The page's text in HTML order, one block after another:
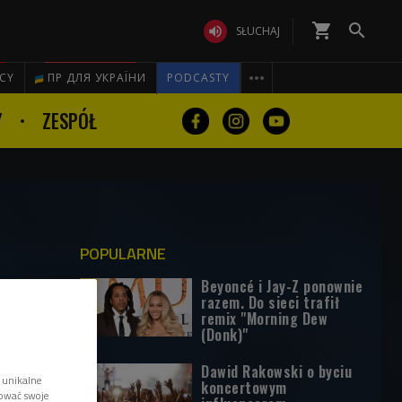
 SŁUCHAJ shopping_cart 
ПР ДЛЯ УКРАЇНИ PODCASTY 
ZESPÓŁ
POPULARNE
Beyoncé i Jay-Z ponownie
razem. Do sieci trafił
remix "Morning Dew
(Donk)"
Dawid Rakowski o byciu
koncertowym
swoje